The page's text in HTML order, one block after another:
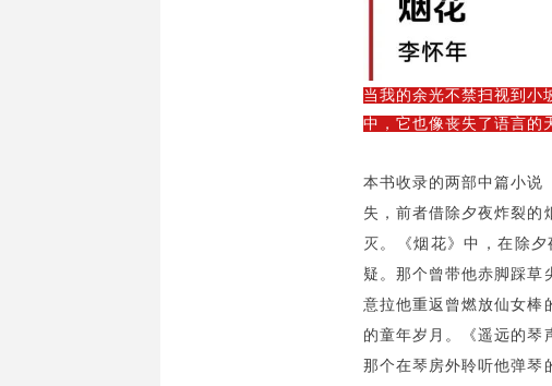
当我的余光不禁扫视到小
中，它也像丧失了语言的
本书收录的两部中篇小说
失，前者借除夕夜炸裂的
灭。《烟花》中，在除
疑。那个曾带他赤脚踩草
意拉他重返曾燃放仙女棒
的童年岁月。《遥远的琴
那个在琴房外聆听他弹琴